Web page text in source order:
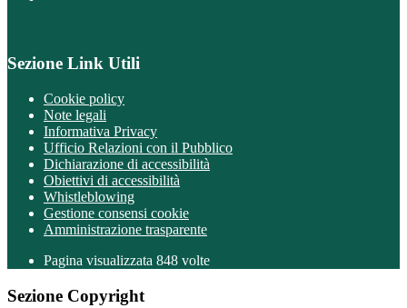
Sezione Link Utili
Cookie policy
Note legali
Informativa Privacy
Ufficio Relazioni con il Pubblico
Dichiarazione di accessibilità
Obiettivi di accessibilità
Whistleblowing
Gestione consensi cookie
Amministrazione trasparente
Pagina visualizzata 848 volte
Sezione Copyright